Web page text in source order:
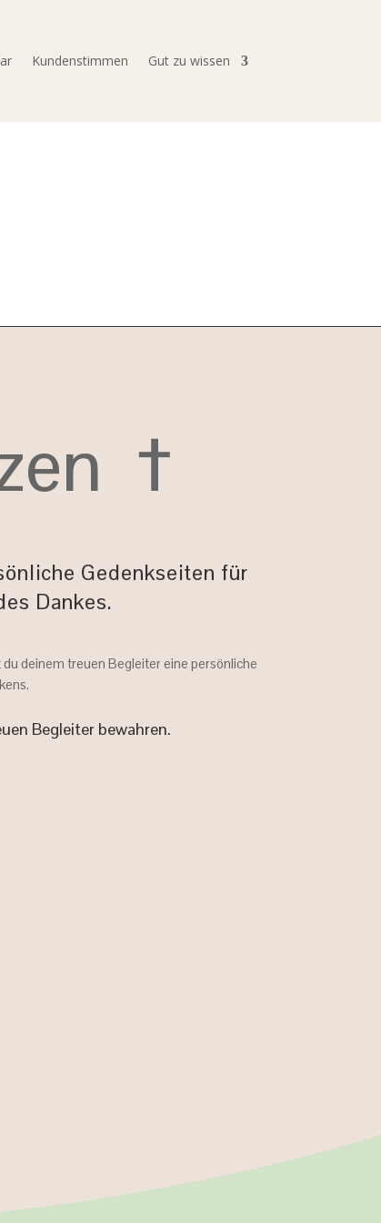
Kundenstimmen
Gut zu wissen
†
Gedenkseiten für
Dankes.
deinem treuen Begleiter eine persönliche
Begleiter bewahren.